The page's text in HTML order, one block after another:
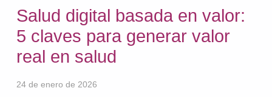
Salud digital basada en valor:
5 claves para generar valor
real en salud
24 de enero de 2026